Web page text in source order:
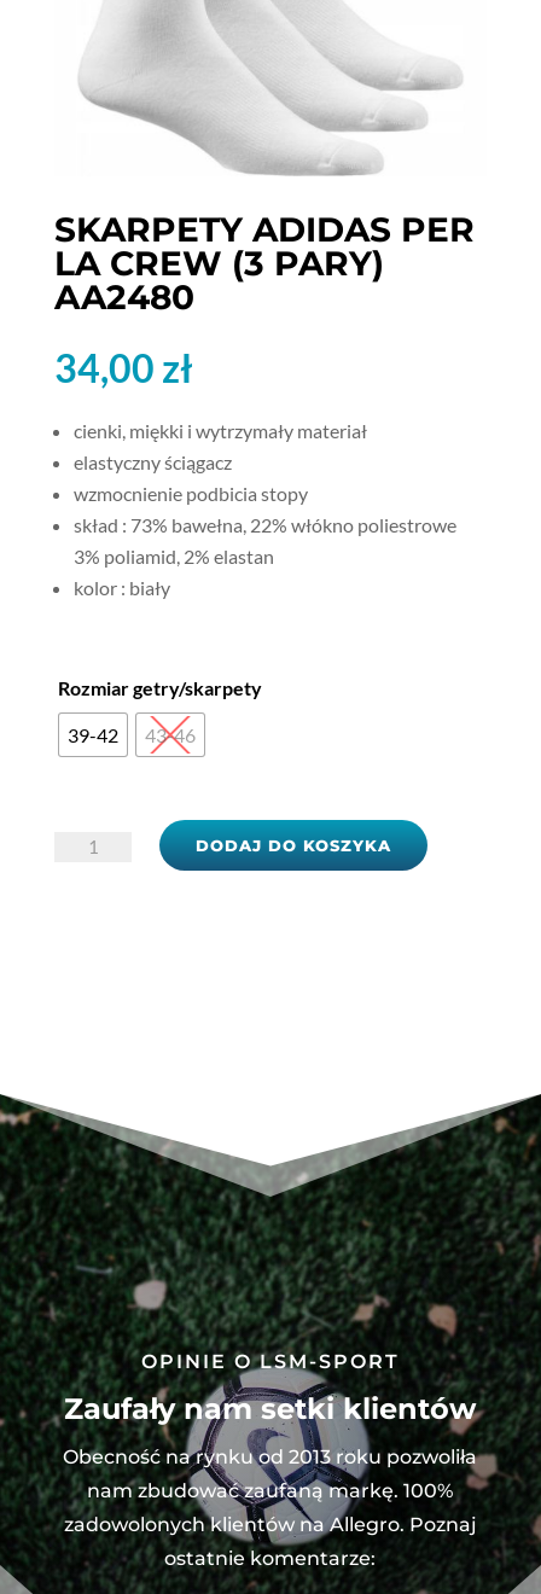
SKARPETY ADIDAS PER
LA CREW (3 PARY)
AA2480
34,00 zł
cienki, miękki i wytrzymały materiał
elastyczny ściągacz
wzmocnienie podbicia stopy
skład : 73% bawełna, 22% włókno poliestrowe
3% poliamid, 2% elastan
kolor : biały
Rozmiar getry/skarpety
39-42 43-46
ilość
AA2480
DODAJ DO KOSZYKA
OPINIE O LSM-SPORT
Zaufały nam setki klientów
Obecność na rynku od 2013 roku pozwoliła
nam zbudować zaufaną markę. 100%
zadowolonych klientów na Allegro. Poznaj
ostatnie komentarze: